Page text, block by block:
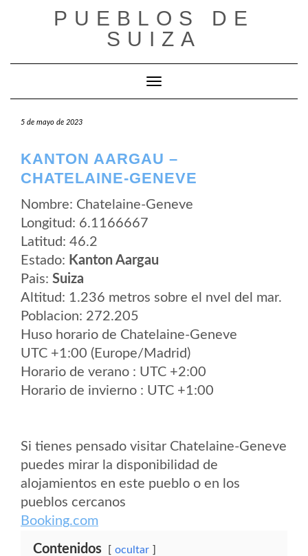
PUEBLOS DE
SUIZA
Cambiar modo de navegación
5 de mayo de 2023
KANTON AARGAU –
CHATELAINE-GENEVE
Nombre: Chatelaine-Geneve
Longitud: 6.1166667
Latitud: 46.2
Estado: Kanton Aargau
Pais: Suiza
Altitud: 1.236 metros sobre el nvel del mar.
Poblacion: 272.205
Huso horario de Chatelaine-Geneve
UTC +1:00 (Europe/Madrid)
Horario de verano : UTC +2:00
Horario de invierno : UTC +1:00
Si tienes pensado visitar Chatelaine-Geneve
puedes mirar la disponibilidad de
alojamientos en este pueblo o en los
pueblos cercanos
Booking.com
Contenidos ocultar